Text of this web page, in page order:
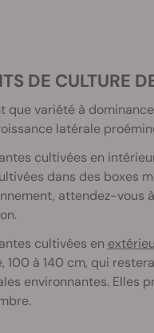
DE CULTURE
que variété à
latérale
cultivées en
dans des boxes
attendez-vous
cultivées en
100 à 140 cm, qui
environnantes. Elles